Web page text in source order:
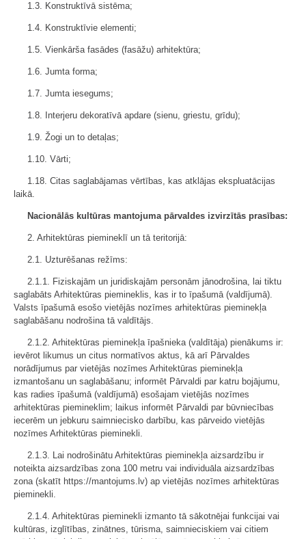
1.3. Konstruktīvā sistēma;
1.4. Konstruktīvie elementi;
1.5. Vienkārša fasādes (fasāžu) arhitektūra;
1.6. Jumta forma;
1.7. Jumta iesegums;
1.8. Interjeru dekoratīvā apdare (sienu, griestu, grīdu);
1.9. Žogi un to detaļas;
1.10. Vārti;
1.18. Citas saglabājamas vērtības, kas atklājas ekspluatācijas
laikā.
Nacionālās kultūras mantojuma pārvaldes izvirzītās prasības:
2. Arhitektūras piemineklī un tā teritorijā:
2.1. Uzturēšanas režīms:
2.1.1. Fiziskajām un juridiskajām personām jānodrošina, lai tiktu
saglabāts Arhitektūras piemineklis, kas ir to īpašumā (valdījumā).
Valsts īpašumā esošo vietējās nozīmes arhitektūras pieminekļa
saglabāšanu nodrošina tā valdītājs.
2.1.2. Arhitektūras pieminekļa īpašnieka (valdītāja) pienākums ir:
ievērot likumus un citus normatīvos aktus, kā arī Pārvaldes
norādījumus par vietējās nozīmes Arhitektūras pieminekļa
izmantošanu un saglabāšanu; informēt Pārvaldi par katru bojājumu,
kas radies īpašumā (valdījumā) esošajam vietējās nozīmes
arhitektūras piemineklim; laikus informēt Pārvaldi par būvniecības
iecerēm un jebkuru saimniecisko darbību, kas pārveido vietējās
nozīmes Arhitektūras pieminekli.
2.1.3. Lai nodrošinātu Arhitektūras pieminekļa aizsardzību ir
noteikta aizsardzības zona 100 metru vai individuāla aizsardzības
zona (skatīt https://mantojums.lv) ap vietējās nozīmes arhitektūras
pieminekli.
2.1.4. Arhitektūras pieminekli izmanto tā sākotnējai funkcijai vai
kultūras, izglītības, zinātnes, tūrisma, saimnieciskiem vai citiem